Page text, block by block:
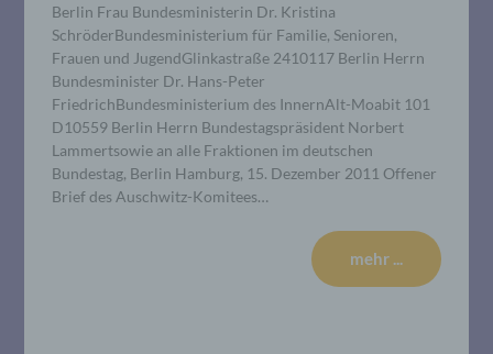
Berlin Frau Bundesministerin Dr. Kristina
SchröderBundesministerium für Familie, Senioren,
Frauen und JugendGlinkastraße 2410117 Berlin Herrn
Bundesminister Dr. Hans-Peter
FriedrichBundesministerium des InnernAlt-Moabit 101
D10559 Berlin Herrn Bundestagspräsident Norbert
Lammertsowie an alle Fraktionen im deutschen
Bundestag, Berlin Hamburg, 15. Dezember 2011 Offener
Brief des Auschwitz-Komitees…
mehr ...